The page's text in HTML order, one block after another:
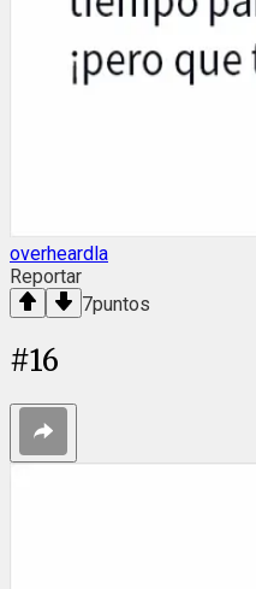
overheardla
Reportar
7puntos
#16